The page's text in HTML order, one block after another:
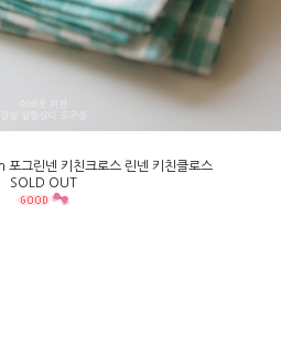
그린넨 키친크로스 린넨 키친클로스
SOLD OUT